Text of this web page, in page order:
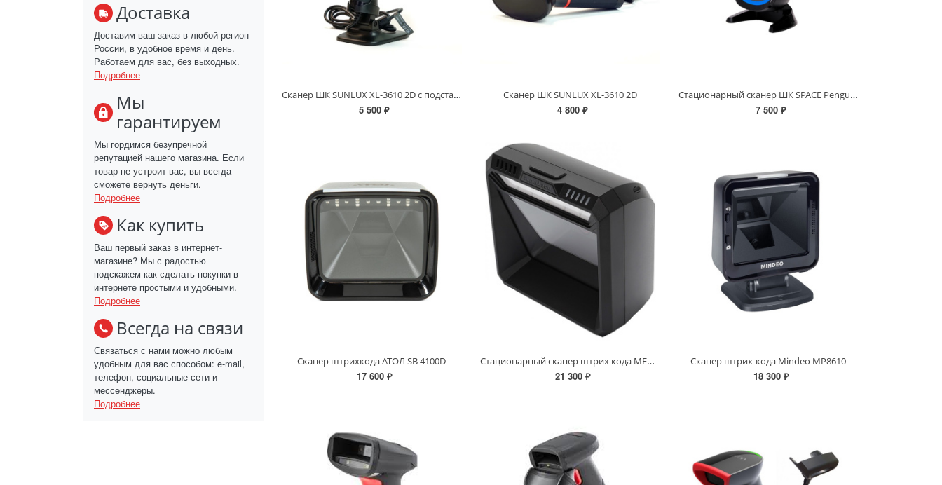
Доставка
Доставим ваш заказ в любой регион
России, в удобное время и день.
Работаем для вас, без выходных.
Подробнее
Мы
гарантируем
Мы гордимся безупречной
репутацией нашего магазина. Если
товар не устроит вас, вы всегда
сможете вернуть деньги.
Подробнее
Как купить
Ваш первый заказ в интернет-
магазине? Мы с радостью
подскажем как сделать покупки в
интернете простыми и удобными.
Подробнее
Всегда на связи
Связаться с нами можно любым
удобным для вас способом: e-mail,
телефон, социальные сети и
мессенджеры.
Подробнее
Сканер ШК SUNLUX XL-3610 2D с подставкой
5 500 ₽
Сканер ШК SUNLUX XL-3610 2D
4 800 ₽
Стационарный сканер ШК SPACE Penguin-2D
7 500 ₽
Сканер штрихкода АТОЛ SB 4100D
17 600 ₽
Стационарный сканер штрих кода MERTECH 7700 P2D
21 300 ₽
Сканер штрих-кода Mindeo MP8610
18 300 ₽